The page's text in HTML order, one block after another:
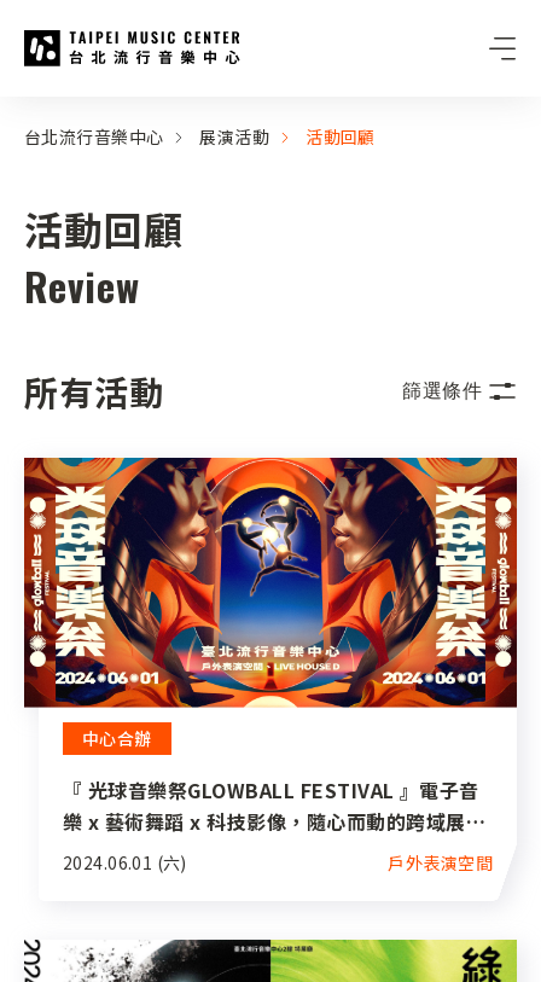
:::
台北流行音樂中心 展演活動 活動回顧
活動回顧
Review
所有活動 篩選條件
中心合辦
『 光球音樂祭GLOWBALL FESTIVAL 』電子音
樂 x 藝術舞蹈 x 科技影像，隨心而動的跨域展演
＿跳就對了！
2024.06.01 (六) 戶外表演空間